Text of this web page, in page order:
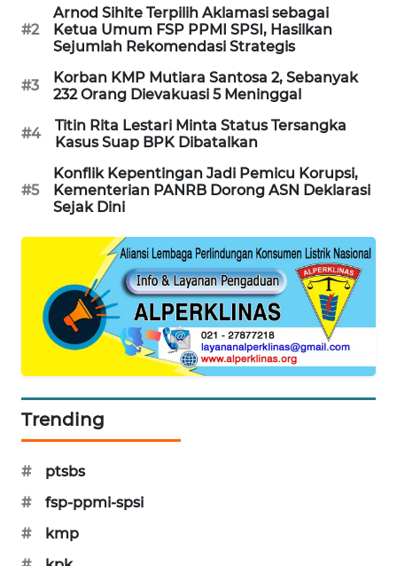
#2
Arnod Sihite Terpilih Aklamasi sebagai
Ketua Umum FSP PPMI SPSI, Hasilkan
Sejumlah Rekomendasi Strategis
#3
Korban KMP Mutiara Santosa 2, Sebanyak
232 Orang Dievakuasi 5 Meninggal
#4
Titin Rita Lestari Minta Status Tersangka
Kasus Suap BPK Dibatalkan
#5
Konflik Kepentingan Jadi Pemicu Korupsi,
Kementerian PANRB Dorong ASN Deklarasi
Sejak Dini
Trending
#
ptsbs
#
fsp-ppmi-spsi
#
kmp
PERSONA
WAHANA
OTOMOTIF
WAHANA
HEALTH
WAHANA
DESA
WAHANA
Wahana
KONSUMEN
LISTRIK
MASYARAKAT
KELISTRIKAN
WALINKI